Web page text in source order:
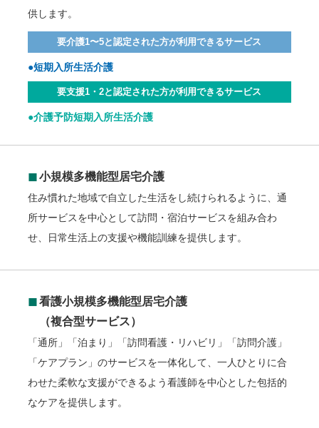
供します。
要介護1〜5と認定された方が利用できるサービス
●短期入所生活介護
要支援1・2と認定された方が利用できるサービス
●介護予防短期入所生活介護
◼︎小規模多機能型居宅介護
住み慣れた地域で自立した生活をし続けられるように、通
所サービスを中心として訪問・宿泊サービスを組み合わ
せ、日常生活上の支援や機能訓練を提供します。
◼︎看護小規模多機能型居宅介護
（複合型サービス）
「通所」「泊まり」「訪問看護・リハビリ」「訪問介護」
「ケアプラン」のサービスを一体化して、一人ひとりに合
わせた柔軟な支援ができるよう看護師を中心とした包括的
なケアを提供します。